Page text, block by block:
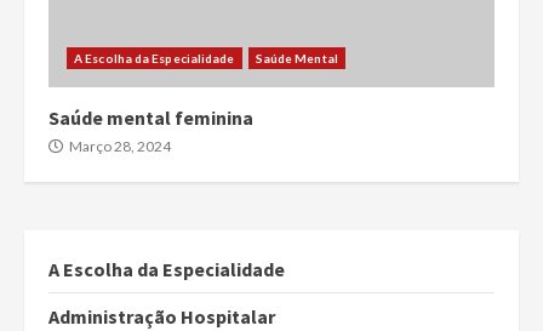
A Escolha da Especialidade Saúde Mental
Saúde mental feminina
Março 28, 2024
A Escolha da Especialidade
Administração Hospitalar